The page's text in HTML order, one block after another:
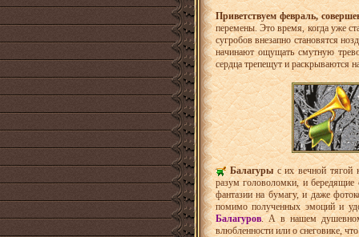
Приветствуем февраль,
перемены. Это время, когда уже
сугробов внезапно становятся
начинают ощущать смутную
сердца трепещут и раскрываются
Балагурыс их вечной тягой
разум головоломки, и бередящие
фантазии на бумагу, и даже
помимо полученных эмоций и
Балагуров. А в нашем
влюбленности или о снеговике,